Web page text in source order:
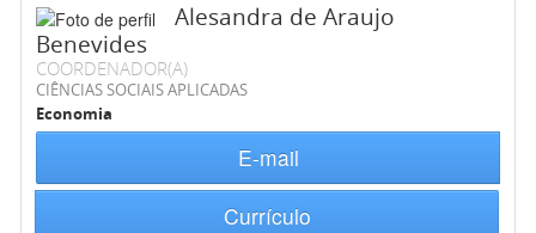
Alesandra de Araujo
Benevides
COORDENADOR(A)
CIÊNCIAS SOCIAIS APLICADAS
Economia
E-mail
Currículo